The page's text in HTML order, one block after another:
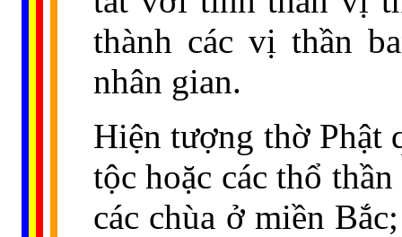
thành các vị thần
nhân gian.
Hiện tượng thờ Phật
tộc hoặc các thổ
các chùa ở miền Bắc;